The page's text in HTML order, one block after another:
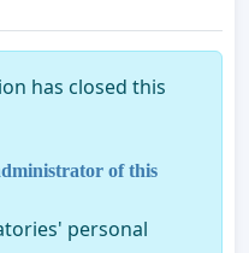
has closed this
of this
personal